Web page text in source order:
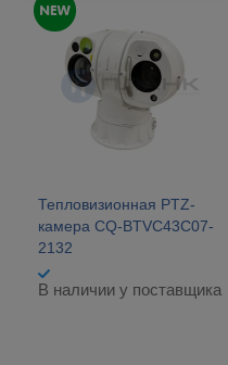
Тепловизионная PTZ-
камера CQ-BTVC43C07-
2132
В наличии у поставщика